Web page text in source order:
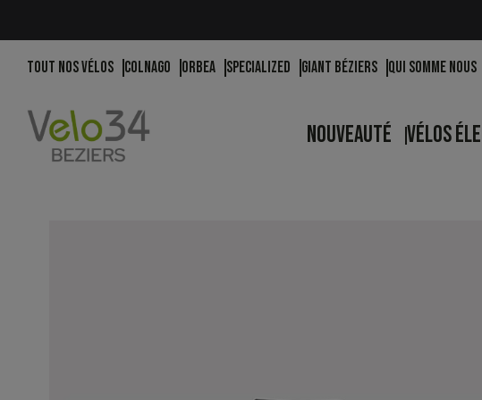
Tout nos vélos Colnago Orbea Specialized Giant Béziers QUI SOMME NOUS
NOUVEAUTÉ VÉLOS